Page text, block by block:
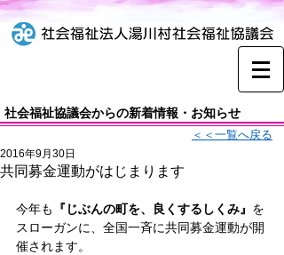
社会福祉協議会からの新着情報・お知らせ
＜＜一覧へ戻る
共同募金運動がはじまります
2016年9月30日
今年も 『じぶんの町を、良くするしくみ』 を
スローガンに、全国一斉に共同募金運動が開
催されます。